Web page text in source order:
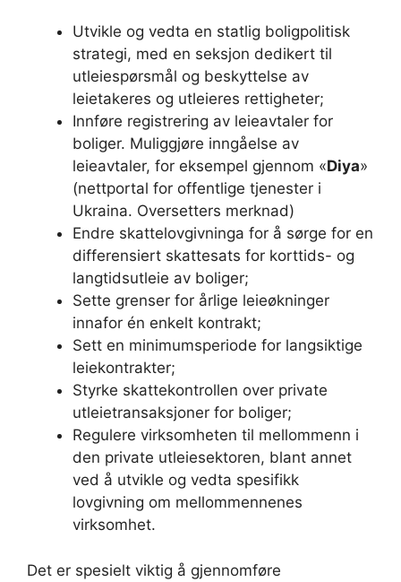
Utvikle og vedta en statlig boligpolitisk
strategi, med en seksjon dedikert til
utleiespørsmål og beskyttelse av
leietakeres og utleieres rettigheter;
Innføre registrering av leieavtaler for
boliger. Muliggjøre inngåelse av
leieavtaler, for eksempel gjennom «Diya»
(nettportal for offentlige tjenester i
Ukraina. Oversetters merknad)
Endre skattelovgivninga for å sørge for en
differensiert skattesats for korttids- og
langtidsutleie av boliger;
Sette grenser for årlige leieøkninger
innafor én enkelt kontrakt;
Sett en minimumsperiode for langsiktige
leiekontrakter;
Styrke skattekontrollen over private
utleietransaksjoner for boliger;
Regulere virksomheten til mellommenn i
den private utleiesektoren, blant annet
ved å utvikle og vedta spesifikk
lovgivning om mellommennenes
virksomhet.
Det er spesielt viktig å gjennomføre